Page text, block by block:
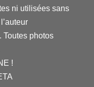
ni utilisées sans
Toutes photos
!